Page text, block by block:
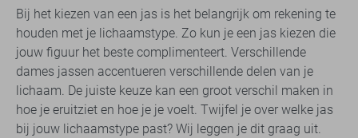
Bij het kiezen van een jas is het belangrijk om rekening te
houden met je lichaamstype. Zo kun je een jas kiezen die
jouw figuur het beste complimenteert. Verschillende
dames jassen accentueren verschillende delen van je
lichaam. De juiste keuze kan een groot verschil maken in
hoe je eruitziet en hoe je je voelt. Twijfel je over welke jas
bij jouw lichaamstype past? Wij leggen je dit graag uit.